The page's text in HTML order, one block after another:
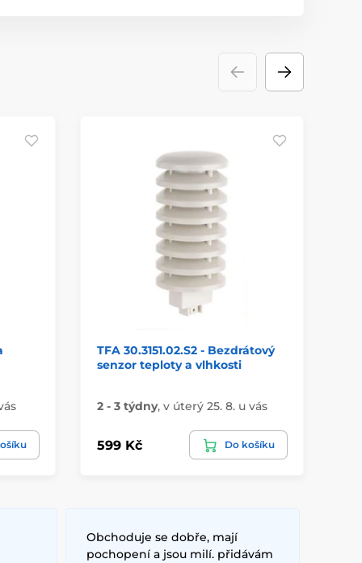
TFA 30.3151.02.S2 - Bezdrátový
senzor teploty a vlhkosti
2 - 3 týdny, v úterý 25. 8. u vás
599 Kč Do košíku
Obchoduje se dobře, mají
pochopení a jsou milí. přidávám